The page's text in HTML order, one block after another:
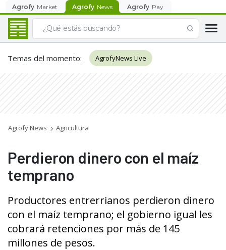
Agrofy Market Agrofy News Agrofy Pay
Temas del momento: AgrofyNews Live
Agrofy News Agricultura
Perdieron dinero con el maíz
temprano
Productores entrerrianos perdieron dinero
con el maíz temprano; el gobierno igual les
cobrará retenciones por más de 145
millones de pesos.